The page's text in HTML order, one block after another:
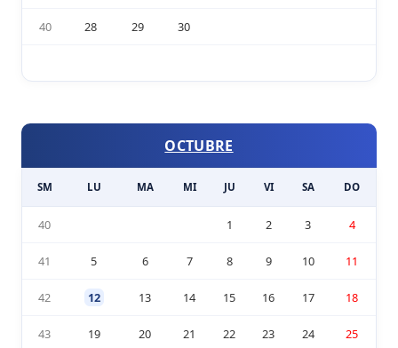
40 28 29 30
OCTUBRE
SM LU MA MI JU VI SA DO
40 1 2 3 4
41 5 6 7 8 9 10 11
42 12 13 14 15 16 17 18
43 19 20 21 22 23 24 25